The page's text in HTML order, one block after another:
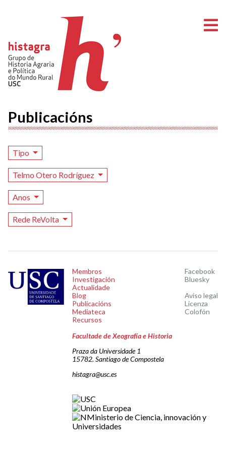
Publicacións
Tipo
Telmo Otero Rodríguez
Anos
Rede ReVolta
Membros
Investigación
Actualidade
Blog
Publicacións
Mediateca
Recursos
Facebook
Bluesky
Aviso legal
Licenza
Colofón
Facultade de Xeografía e Historia
Praza da Universidade 1
15782. Santiago de Compostela
histagra@usc.es